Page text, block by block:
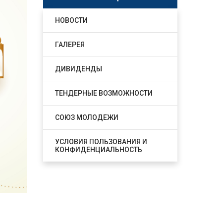
НОВОСТИ
ГАЛЕРЕЯ
ДИВИДЕНДЫ
ТЕНДЕРНЫЕ ВОЗМОЖНОСТИ
СОЮЗ МОЛОДЕЖИ
УСЛОВИЯ ПОЛЬЗОВАНИЯ И
КОНФИДЕНЦИАЛЬНОСТЬ